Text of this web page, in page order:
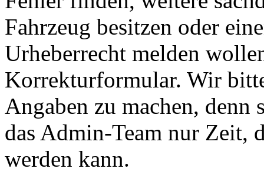
Fahrzeug besitzen oder
Urheberrecht melden
Korrekturformular. Wir
Angaben zu machen,
das Admin-Team nur Zeit,
werden kann.